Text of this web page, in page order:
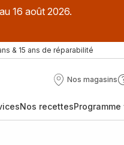
16 août 2026.
& 15 ans de réparabilité
Nos magasins
Nos
?
Nos recettes